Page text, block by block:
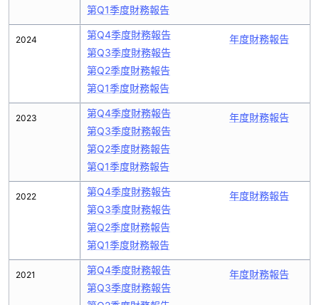
2024
2023
2022
2021
第Q1季度財務報告
第Q4季度財務報告
第Q3季度財務報告
第Q2季度財務報告
第Q1季度財務報告
年度財務報告
第Q4季度財務報告
第Q3季度財務報告
第Q2季度財務報告
第Q1季度財務報告
年度財務報告
第Q4季度財務報告
第Q3季度財務報告
第Q2季度財務報告
第Q1季度財務報告
年度財務報告
第Q4季度財務報告
第Q3季度財務報告
年度財務報告